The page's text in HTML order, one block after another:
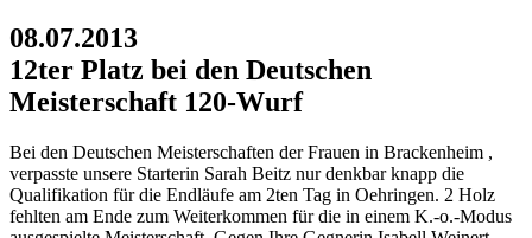
08.07.2013
12ter Platz bei den Deutschen
Meisterschaft 120-Wurf
Bei den Deutschen Meisterschaften der Frauen in Brackenheim ,
verpasste unsere Starterin Sarah Beitz nur denkbar knapp die
Qualifikation für die Endläufe am 2ten Tag in Oehringen. 2 Holz
fehlten am Ende zum Weiterkommen für die in einem K.-o.-Modus